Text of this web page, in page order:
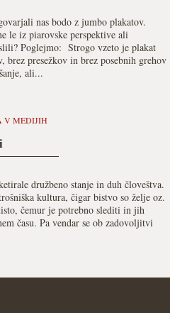
nas bodo z jumbo plakatov.
le iz piarovske perspektive ali
Poglejmo: Strogo vzeto je plakat
brez presežkov in brez posebnih grehov
ali...
V MEDIJIH
družbeno stanje in duh človeštva.
kultura, čigar bistvo so želje oz.
čemur je potrebno slediti in jih
času. Pa vendar se ob zadovoljitvi